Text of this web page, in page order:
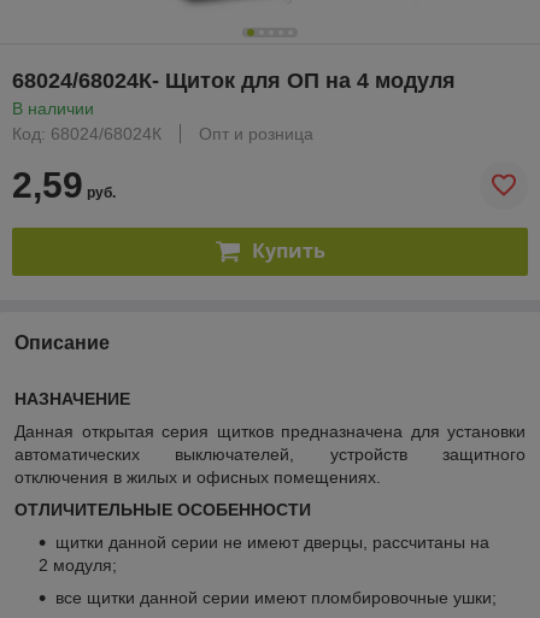
68024/68024К- Щиток для ОП на 4 модуля
В наличии
Код: 68024/68024К
Опт и розница
2,59 руб.
Купить
Описание
НАЗНАЧЕНИЕ
Данная открытая серия щитков предназначена для установки
автоматических выключателей, устройств защитного
отключения в жилых и офисных помещениях.
ОТЛИЧИТЕЛЬНЫЕ ОСОБЕННОСТИ
щитки данной серии не имеют дверцы, рассчитаны на
2 модуля;
все щитки данной серии имеют пломбировочные ушки;